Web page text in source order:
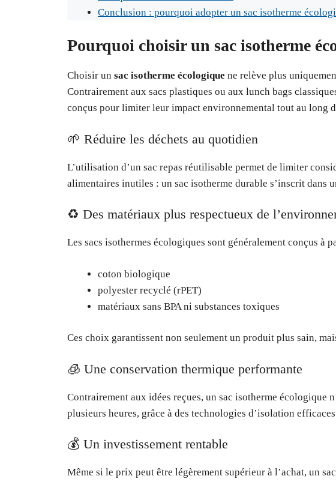
Conclusion : pourquoi adopter un sac isotherme
Pourquoi choisir un sac isotherme
Choisir un sac isotherme écologique ne relève plus
Contrairement aux sacs plastiques ou aux lunch bags
conçus pour limiter leur impact environnemental tout au long
🌱 Réduire les déchets au quotidien
L’utilisation d’un sac repas réutilisable permet de limiter
alimentaires inutiles : un sac isotherme durable s’inscrit dans
♻️ Des matériaux plus respectueux de
Les sacs isothermes écologiques sont généralement conçus à
coton biologique
polyester recyclé (rPET)
matériaux sans BPA ni substances toxiques
Ces choix garantissent non seulement un produit plus sain,
🧊 Une conservation thermique performante
Contrairement aux idées reçues, un sac isotherme écologique
plusieurs heures, grâce à des technologies d’isolation
💰 Un investissement rentable
Même si le prix peut être légèrement supérieur à l’achat, un